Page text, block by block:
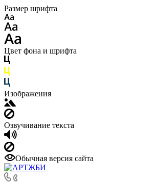
Размер шрифта
Цвет фона и шрифта
Изображения
Озвучивание текста
Обычная версия сайта